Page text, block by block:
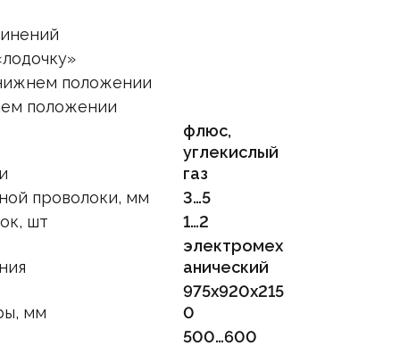
положении
положении
флюс,
углекислый
газ
проволоки, мм
3…5
шт
1…2
электромех
анический
мм
975х920х215
0
500…600